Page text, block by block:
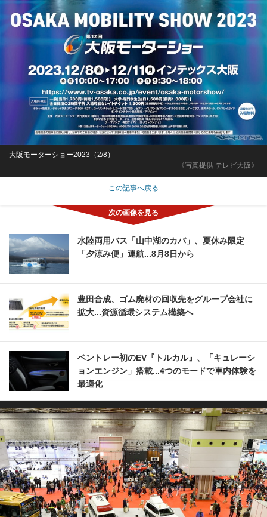
《写真提供 テレビ大阪》
大阪モーターショー2023（2/8）
この記事へ戻る
水陸両用バス「山中湖のカバ」、夏休み限定
「夕涼み便」運航...8月8日から
豊田合成、ゴム廃材の回収先をグループ会社に
拡大...資源循環システム構築へ
ベントレー初のEV『トルカル』、「キュレーシ
ョンエンジン」搭載...4つのモードで車内体験を
最適化